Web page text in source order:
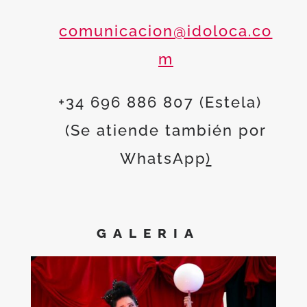
comunicacion@idoloca.co
m
+34 696 886 807 (Estela)
(Se atiende también por
WhatsApp)
GALERIA